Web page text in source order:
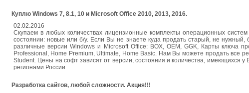
Куплю Windows 7, 8.1, 10 и Microsoft Office 2010, 2013, 2016.
02.02.2016
Скупаем в любых количествах лицензионные комплекты операционных
состоянии: новые или б/у. Если Вы не знаете куда продать старый, не
различные версии Windows и Microsoft Office: BOX, OEM, GGK, Карты ключа
Professional, Home Premium, Ultimate, Home Basic. Нам Вы можете продать все
Student. Цены на софт зависят от версии, состояния и количества, имеющихся
регионами России.
Разработка сайтов, любой сложности. Акция!!!